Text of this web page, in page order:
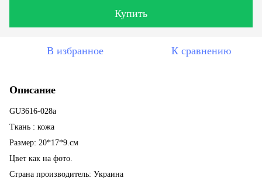
Купить
В избранное К сравнению
Описание
GU3616-028a
Ткань : кожа
Размер: 20*17*9.см
Цвет как на фото.
Страна производитель: Украина